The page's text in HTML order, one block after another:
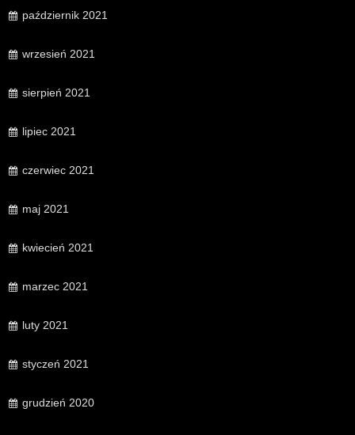
październik 2021
wrzesień 2021
sierpień 2021
lipiec 2021
czerwiec 2021
maj 2021
kwiecień 2021
marzec 2021
luty 2021
styczeń 2021
grudzień 2020